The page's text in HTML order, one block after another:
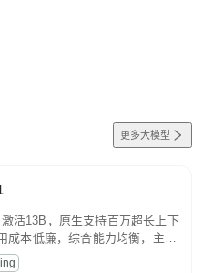
更多大模型
活13B，原生支持百万超长上下
成本低廉，综合能力均衡，主打
内容创作、基础 RAG、批量